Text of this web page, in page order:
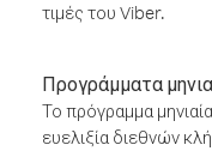
τιμές του Viber.
Προγράμματα
Το πρόγραμμα
ευελιξία διεθνών